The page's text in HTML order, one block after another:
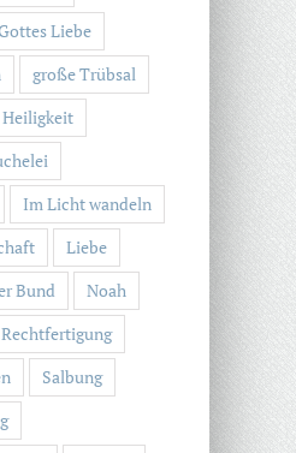
Liebe
große Trübsal
Heiligkeit
Im Licht wandeln
Liebe
Bund
Noah
Rechtfertigung
Salbung